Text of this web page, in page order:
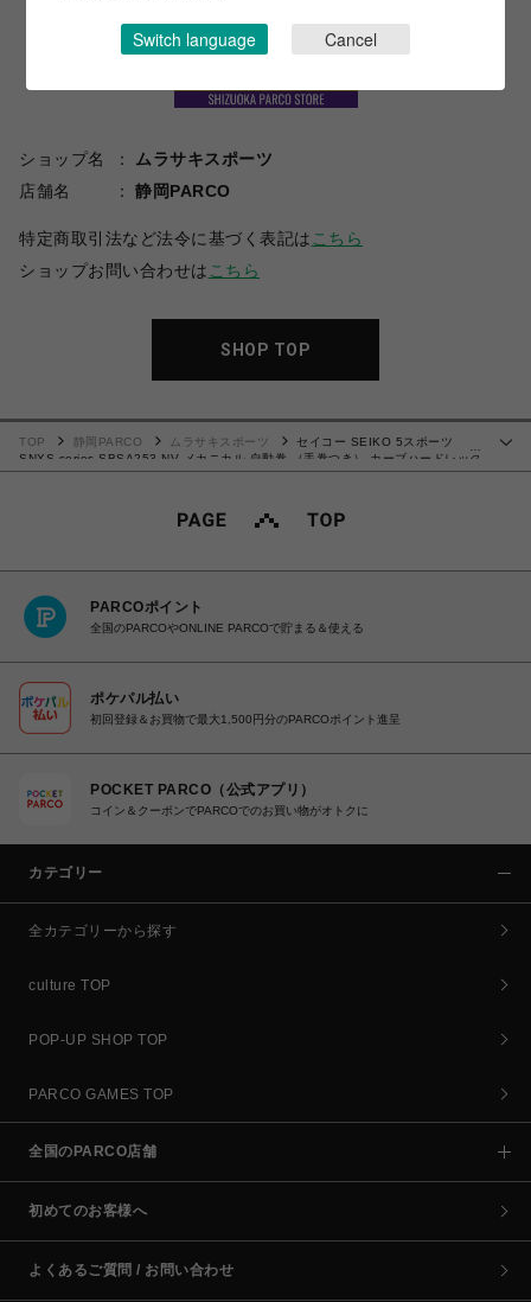
ショップ名
ムラサキスポーツ
店舗名
静岡PARCO
特定商取引法など法令に基づく表記は こちら
ショップお問い合わせは こちら
SHOP TOP
TOP 静岡PARCO ムラサキスポーツ
セイコー SEIKO 5スポーツ
SNXS series SBSA253 NV メカニカル 自動巻 （手巻つき） カーブハードレック
ス 腕時計 4954628466389【送料無料 北海道/沖縄/離島を除く】
PARCOポイント
全国のPARCOやONLINE PARCOで貯まる＆使える
ポケパル払い
初回登録＆お買物で最大1,500円分のPARCOポイント進呈
POCKET PARCO（公式アプリ）
コイン＆クーポンでPARCOでのお買い物がオトクに
カテゴリー
全カテゴリーから探す
culture TOP
POP-UP SHOP TOP
PARCO GAMES TOP
全国のPARCO店舗
初めてのお客様へ
よくあるご質問 / お問い合わせ
Switch language Cancel